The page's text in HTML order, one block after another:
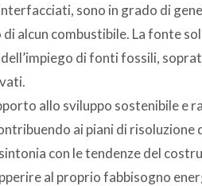
sono in grado di
di alcun combustibile. La fonte
di fonti fossili,
allo sviluppo sostenibile e
ai piani di risoluzione
con le tendenze del
al proprio fabbisogno